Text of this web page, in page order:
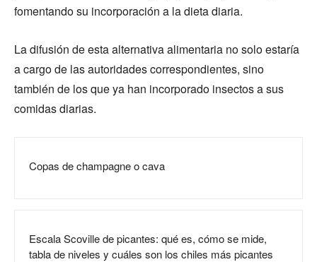
fomentando su incorporación a la dieta diaria.
La difusión de esta alternativa alimentaria no solo estaría
a cargo de las autoridades correspondientes, sino
también de los que ya han incorporado insectos a sus
comidas diarias.
Copas de champagne o cava
Escala Scoville de picantes: qué es, cómo se mide,
tabla de niveles y cuáles son los chiles más picantes